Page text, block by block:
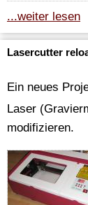
...weiter lesen
Lasercutter
Ein neues
Laser
modifizieren.